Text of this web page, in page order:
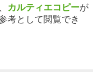
、 カルティエコピーが
考として閲覧でき